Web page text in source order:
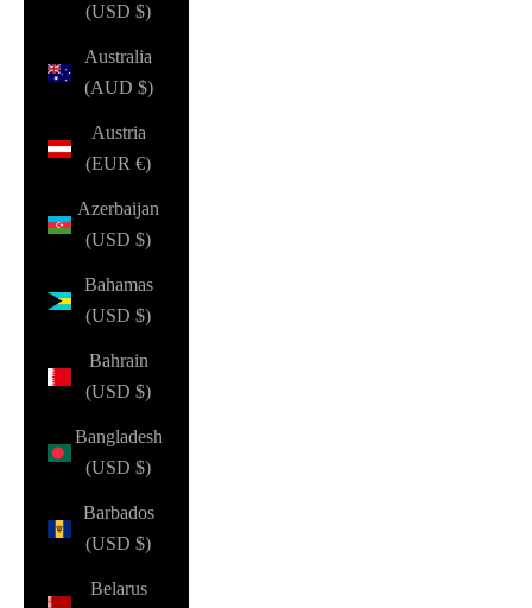
(USD $)
Australia
(AUD $)
Austria
(EUR €)
Azerbaijan
(USD $)
Bahamas
(USD $)
Bahrain
(USD $)
Bangladesh
(USD $)
Barbados
(USD $)
Belarus